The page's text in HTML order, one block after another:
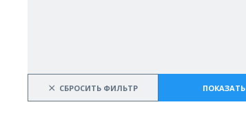
× СБРОСИТЬ ФИЛЬТР ПОКАЗАТЬ